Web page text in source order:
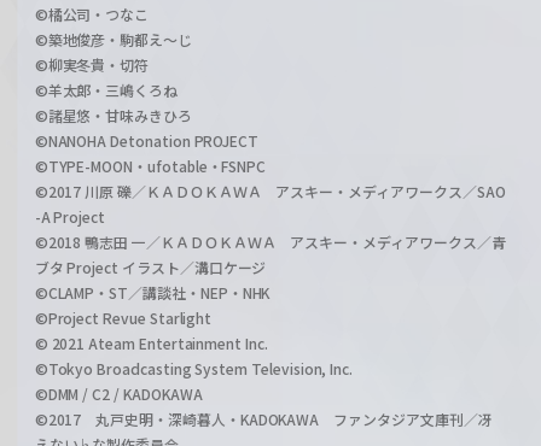
©橘公司・つなこ
©築地俊彦・駒都え～じ
©柳実冬貴・切符
©羊太郎・三嶋くろね
©諸星悠・甘味みきひろ
©NANOHA Detonation PROJECT
©TYPE-MOON・ufotable・FSNPC
©2017 川原 礫／ＫＡＤＯＫＡＷＡ アスキー・メディアワークス／SAO
-A Project
©2018 鴨志田 一／ＫＡＤＯＫＡＷＡ アスキー・メディアワークス／青
ブタ Project イラスト／溝口ケージ
©CLAMP・ST／講談社・NEP・NHK
©Project Revue Starlight
© 2021 Ateam Entertainment Inc.
©Tokyo Broadcasting System Television, Inc.
©DMM / C2 / KADOKAWA
©2017 丸戸史明・深崎暮人・KADOKAWA ファンタジア文庫刊／冴